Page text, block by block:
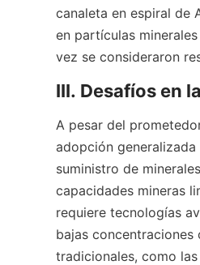
canaleta en espiral de
en partículas
vez se consideraron
A pesar del
adopción
suministro de
capacidades mineras
requiere tecnologías
bajas concentraciones
tradicionales, como